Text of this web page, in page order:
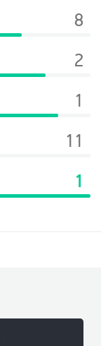
8
2
1
11
1